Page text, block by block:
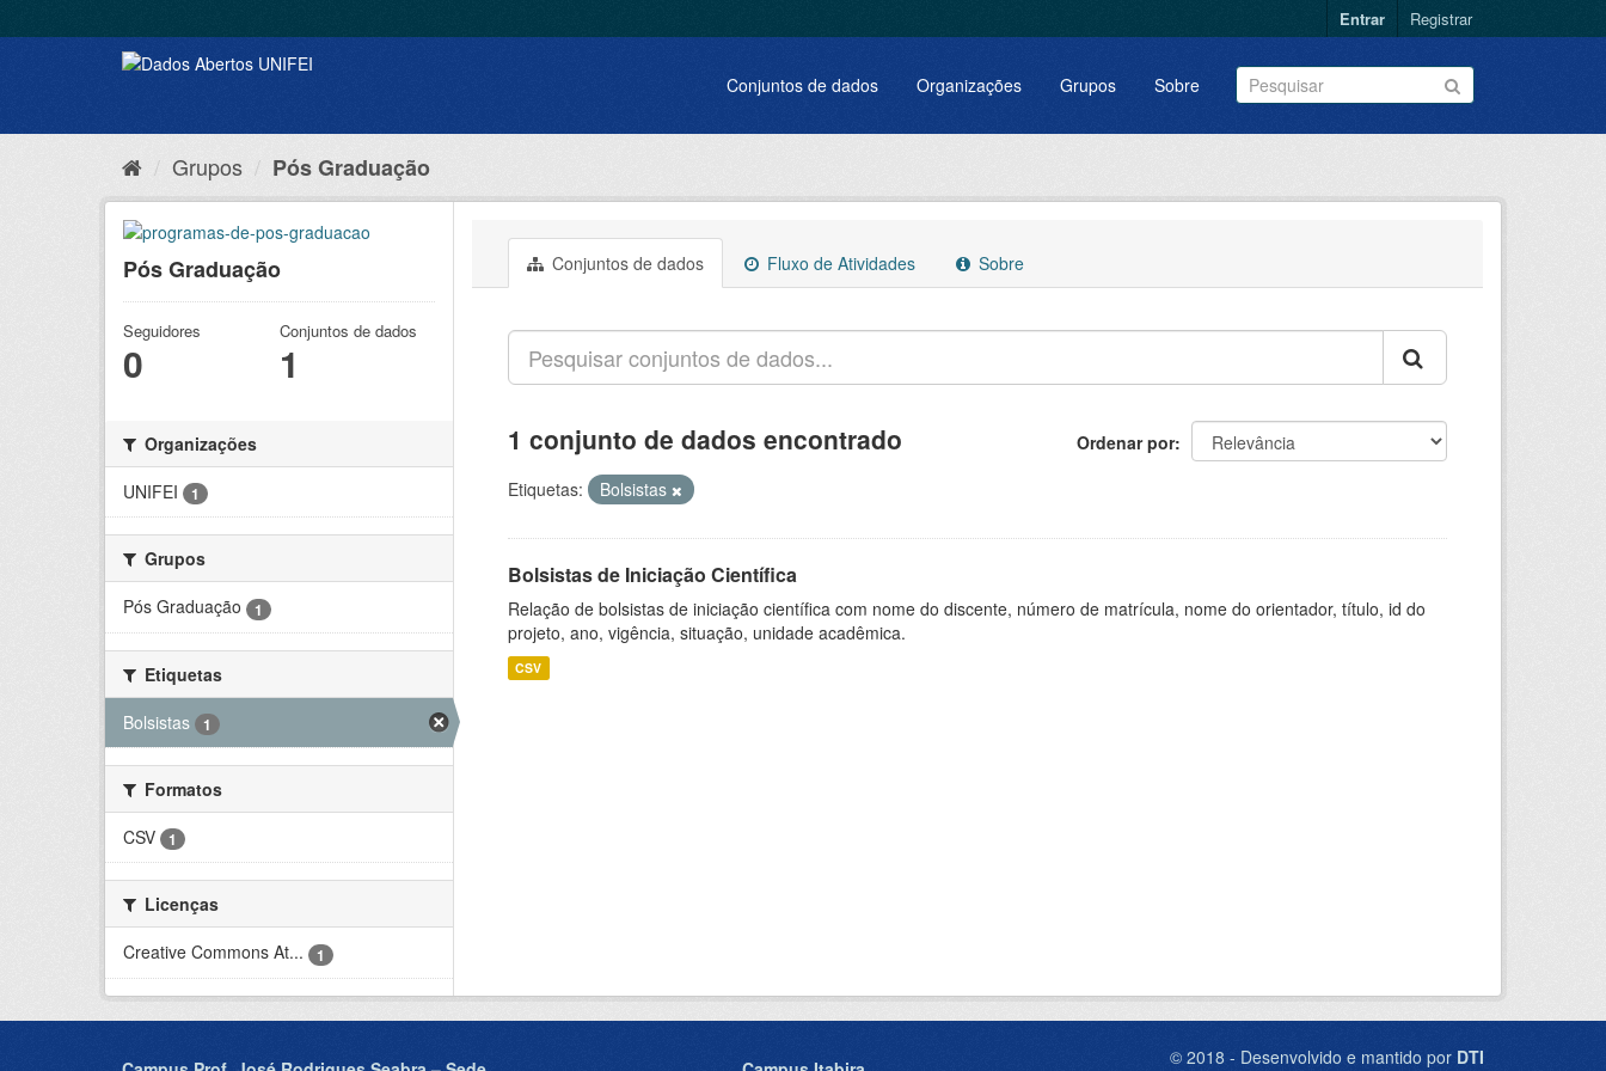
Entrar Registrar
Conjuntos de dados Organizações Grupos Sobre
Grupos Pós Graduação
Pós Graduação
Seguidores
0
Conjuntos de dados
1
Organizações
UNIFEI
1
Grupos
Pós Graduação
1
Etiquetas
Bolsistas
1
Formatos
CSV
1
Licenças
Creative Commons At...
1
Conjuntos de dados Fluxo de Atividades Sobre
Ordenar por
1 conjunto de dados encontrado
Etiquetas: Bolsistas
Bolsistas de Iniciação Científica
Relação de bolsistas de iniciação científica com nome do discente, número de matrícula, nome do orientador, título, id do
projeto, ano, vigência, situação, unidade acadêmica.
CSV
© 2018 - Desenvolvido e mantido por DTI